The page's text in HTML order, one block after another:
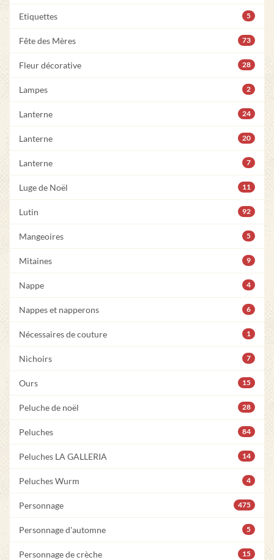
Etiquettes 5
Fête des Mères 73
Fleur décorative 28
Lampes 2
Lanterne 24
Lanterne 20
Lanterne 7
Luge de Noël 11
Lutin 92
Mangeoires 5
Mitaines 9
Nappe 4
Nappes et napperons 6
Nécessaires de couture 1
Nichoirs 7
Ours 15
Peluche de noël 28
Peluches 84
Peluches LA GALLERIA 14
Peluches Wurm 4
Personnage 475
Personnage d'automne 5
Personnage de crèche 15